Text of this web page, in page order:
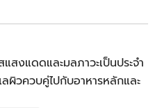
งแดดและมลภาวะเป็นประจำ
ผิวควบคู่ไปกับอาหารหลักและ